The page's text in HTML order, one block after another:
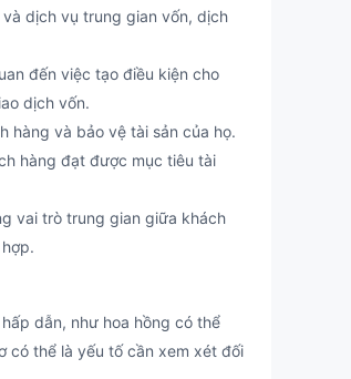
dịch vụ trung gian vốn, dịch
đến việc tạo điều kiện cho
dịch vốn.
hàng và bảo vệ tài sản của họ.
hàng đạt được mục tiêu tài
vai trò trung gian giữa khách
dẫn, như hoa hồng có thể
có thể là yếu tố cần xem xét đối